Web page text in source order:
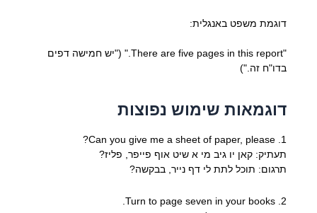
דוגמת משפט באנגלית:
"There are five pages in this report." ("יש חמישה דפים
בדו"ח זה.")
דוגמאות שימוש נפוצות
1. Can you give me a sheet of paper, please?
תעתיק: קאן יו גיב מי א שיט אוף פייפר, פליז?
תרגום: תוכל לתת לי דף נייר, בבקשה?
2. Turn to page seven in your books.